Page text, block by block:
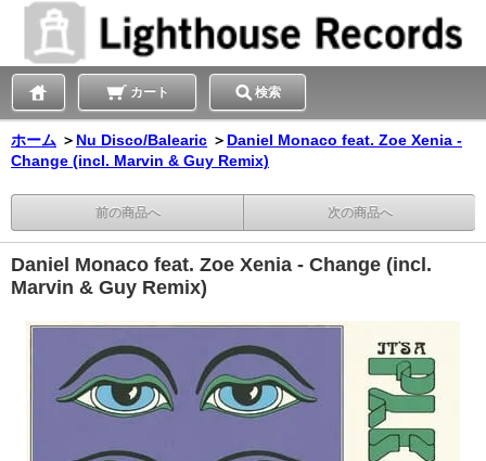
カート 検索
ホーム ＞ Nu Disco/Balearic ＞ Daniel Monaco feat. Zoe Xenia -
Change (incl. Marvin & Guy Remix)
前の商品へ 次の商品へ
Daniel Monaco feat. Zoe Xenia - Change (incl.
Marvin & Guy Remix)